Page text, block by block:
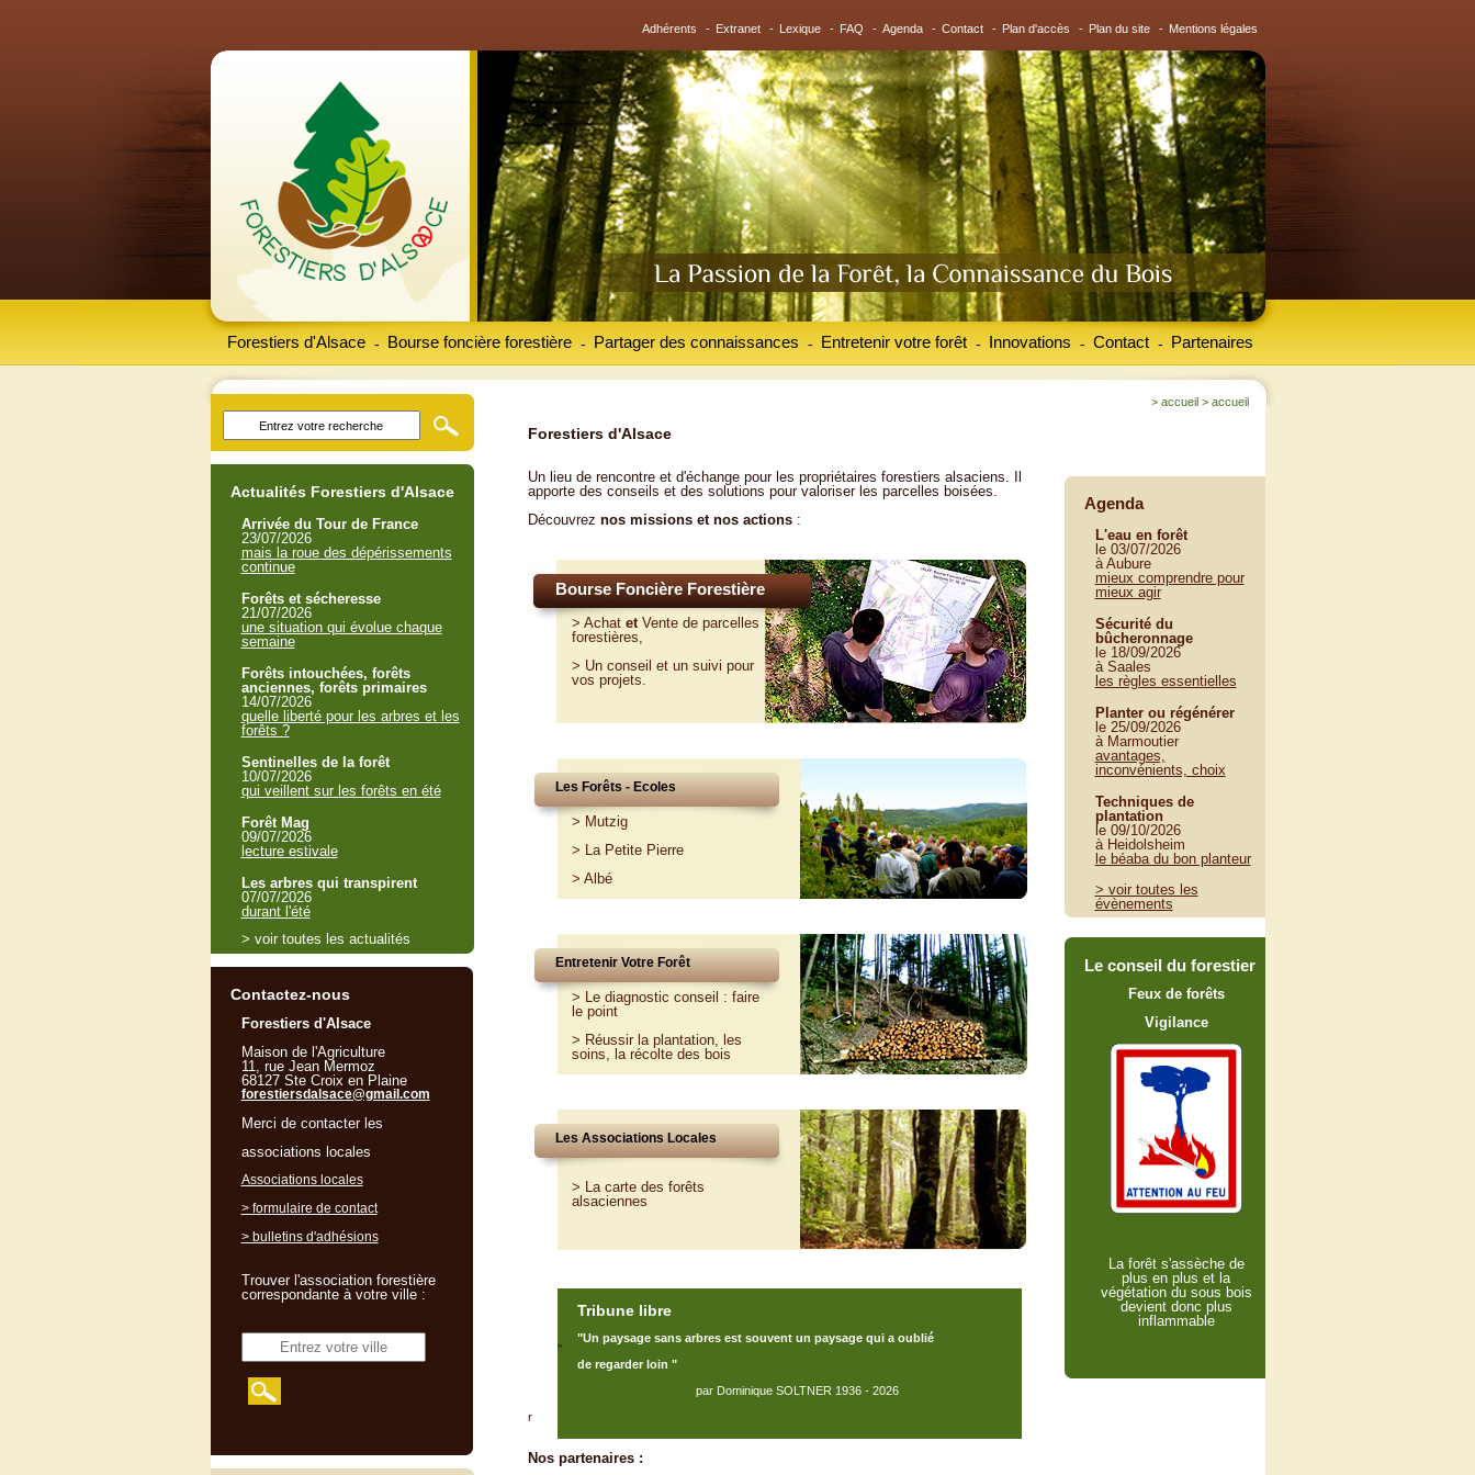
Adhérents - Extranet - Lexique - FAQ - Agenda - Contact - Plan d'accès - Plan du site - Mentions légales
Forestiers d'Alsace Bourse foncière forestière
- Partager des connaissances
- Entretenir votre forêt
- Innovations
- Contact
- Partenaires
-
Forestiers d'Alsace
Un lieu de rencontre et d'échange pour les propriétaires forestiers alsaciens. Il
apporte des conseils et des solutions pour valoriser les parcelles boisées.
Découvrez nos missions et nos actions:
Bourse Foncière Forestière
> Achatet Ventede parcelles
forestières,
> Un conseil et un suivi pour
vos projets.
Les Forêts - Ecoles
> Mutzig
> La Petite Pierre
> Albé
Entretenir Votre Forêt
> Le diagnostic conseil : faire
le point
> Réussir la plantation, les
soins, la récolte des bois
Les Associations Locales
> La carte des forêts
alsaciennes
"
Tribune libre
"Un paysage sans arbres est souvent un paysage qui a oublié
de regarder loin "
par Dominique SOLTNER 1936 - 2026
r
Nos partenaires :
Actualités Forestiers d'Alsace
Arrivée du Tour de France
23/07/2026
mais la roue des dépérissements
continue
Forêts et sécheresse
21/07/2026
une situation qui évolue chaque
semaine
Forêts intouchées, forêts
anciennes, forêts primaires
14/07/2026
quelle liberté pour les arbres et les
forêts ?
Sentinelles de la forêt
10/07/2026
qui veillent sur les forêts en été
Forêt Mag
09/07/2026
lecture estivale
Les arbres qui transpirent
07/07/2026
durant l'été
> voir toutes les actualités
Contactez-nous
Forestiers d'Alsace
Maison de l'Agriculture
11, rue Jean Mermoz
68127 Ste Croix en Plaine
forestiersdalsace@gmail.com
Merci de contacter les
associations locales
Associations locales
> formulaire de contact
> bulletins d'adhésions
Trouver l'association forestière
correspondante à votre ville :
> accueil > accueil
Agenda
L'eau en forêt
le 03/07/2026
à Aubure
mieux comprendre pour
mieux agir
Sécurité du
bûcheronnage
le 18/09/2026
à Saales
les règles essentielles
Planter ou régénérer
le 25/09/2026
à Marmoutier
avantages,
inconvénients, choix
Techniques de
plantation
le 09/10/2026
à Heidolsheim
le béaba du bon planteur
> voir toutes les
évènements
Le conseil du forestier
Feux de forêts
Vigilance
La forêt s'assèche de
plus en plus et la
végétation du sous bois
devient donc plus
inflammable